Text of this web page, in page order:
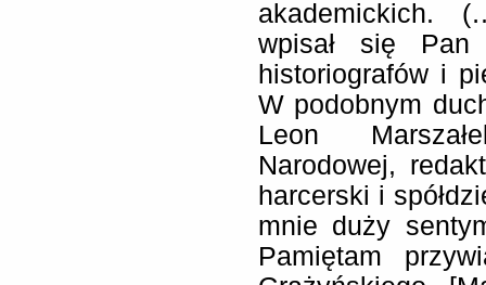
akademickich.
wpisał się
historiografów i
W podobnym
Leon
Narodowej,
harcerski i
mnie duży
Pamiętam